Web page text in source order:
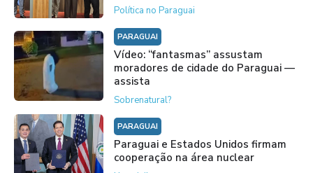
Política no Paraguai
PARAGUAI
Vídeo: “fantasmas” assustam
moradores de cidade do Paraguai —
assista
Sobrenatural?
PARAGUAI
Paraguai e Estados Unidos firmam
cooperação na área nuclear